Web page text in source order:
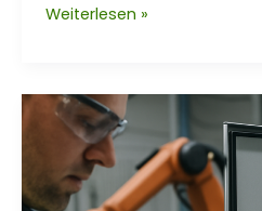
Sher
Fertigung
in
Serienproduktion
Weiterlesen »